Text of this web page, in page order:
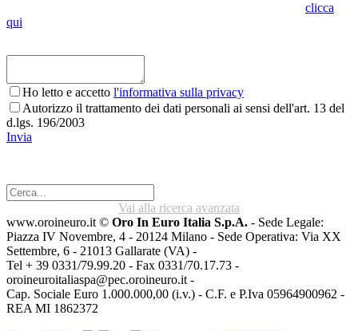
clicca
qui
Ho letto e accetto l'informativa sulla privacy
Autorizzo il trattamento dei dati personali ai sensi dell'art. 13 del
d.lgs. 196/2003
Invia
Vai alla ricerca avanzata
www.oroineuro.it © Oro In Euro Italia S.p.A. - Sede Legale:
Piazza IV Novembre, 4 - 20124 Milano - Sede Operativa: Via XX
Settembre, 6 - 21013 Gallarate (VA) -
Tel + 39 0331/79.99.20 - Fax 0331/70.17.73 -
oroineuroitaliaspa@pec.oroineuro.it -
Cap. Sociale Euro 1.000.000,00 (i.v.) - C.F. e P.Iva 05964900962 -
REA MI 1862372